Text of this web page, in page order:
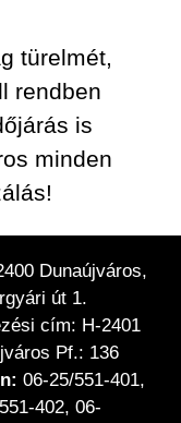
türelmét,
rendben
is
minden
Dunaújváros,
út 1.
cím: H-2401
Pf.: 136
06-25/551-401,
402, 06-